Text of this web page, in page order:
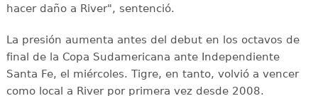
hacer daño a River", sentenció.
La presión aumenta antes del debut en los octavos de
final de la Copa Sudamericana ante Independiente
Santa Fe, el miércoles. Tigre, en tanto, volvió a vencer
como local a River por primera vez desde 2008.